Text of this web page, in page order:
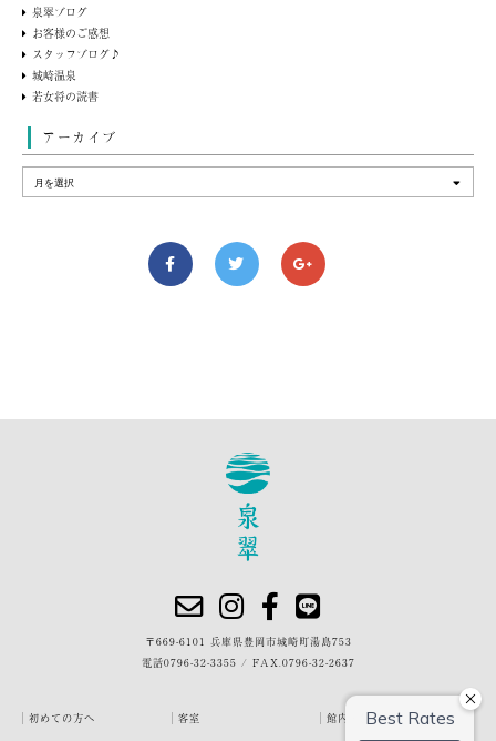
泉翠ブログ
お客様のご感想
スタッフブログ♪
城崎温泉
若女将の読書
アーカイブ
〒669-6101 兵庫県豊岡市城崎町湯島753
電話0796-32-3355 / FAX.0796-32-2637
初めての方へ 客室
館内・施設